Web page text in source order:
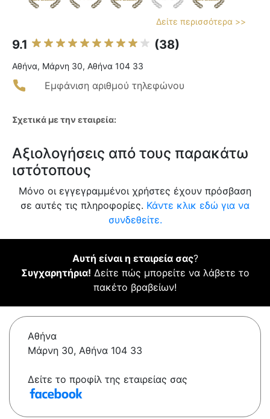
Δείτε περισσότερα >>
9.1 (38)
Αθήνα, Μάρνη 30, Αθήνα 104 33
Εμφάνιση αριθμού τηλεφώνου
Σχετικά με την εταιρεία:
Αξιολογήσεις από τους παρακάτω
ιστότοπους
Μόνο οι εγγεγραμμένοι χρήστες έχουν πρόσβαση
σε αυτές τις πληροφορίες. Κάντε κλικ εδώ για να
συνδεθείτε.
Αυτή είναι η εταιρεία σας?
Συγχαρητήρια! Δείτε πώς μπορείτε να λάβετε το
πακέτο βραβείων!
Αθήνα
Μάρνη 30, Αθήνα 104 33
Δείτε το προφίλ της εταιρείας σας